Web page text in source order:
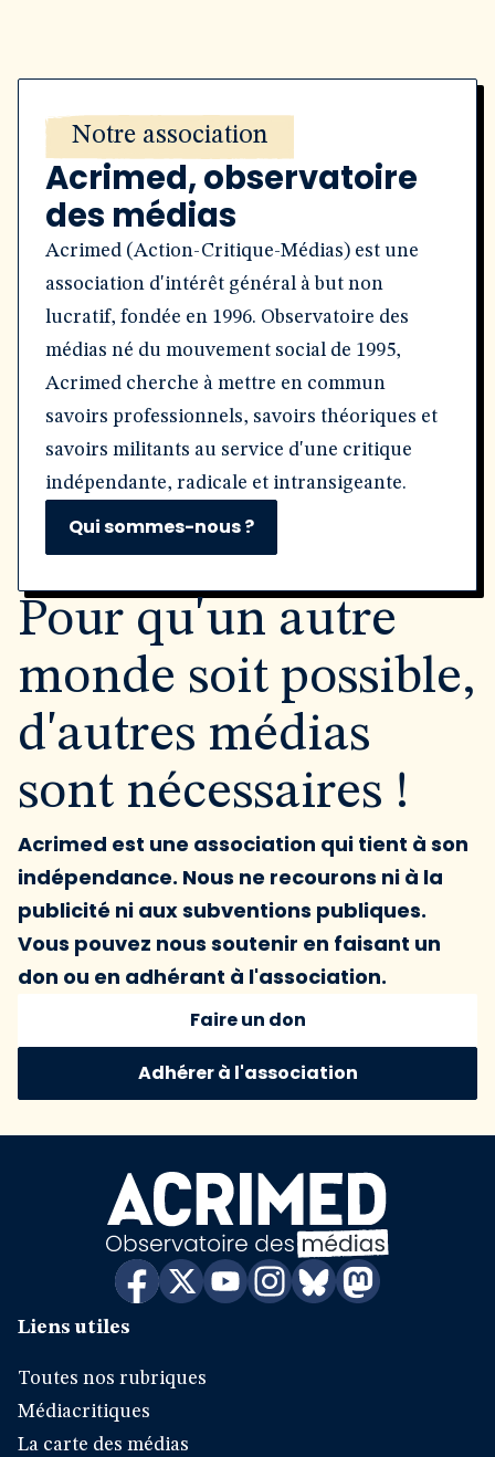
Notre association
Acrimed, observatoire
des médias
Acrimed (Action-Critique-Médias) est une
association d'intérêt général à but non
lucratif, fondée en 1996. Observatoire des
médias né du mouvement social de 1995,
Acrimed cherche à mettre en commun
savoirs professionnels, savoirs théoriques et
savoirs militants au service d'une critique
indépendante, radicale et intransigeante.
Qui sommes-nous ?
Pour qu'un autre
monde soit possible,
d'autres médias
sont nécessaires !
Acrimed est une association qui tient à son
indépendance. Nous ne recourons ni à la
publicité ni aux subventions publiques.
Vous pouvez nous soutenir en faisant un
don ou en adhérant à l'association.
Faire un don
Adhérer à l'association
Liens utiles
Toutes nos rubriques
Médiacritiques
La carte des médias